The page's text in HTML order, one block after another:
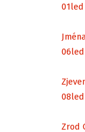
01led
06led
08led
Zrod